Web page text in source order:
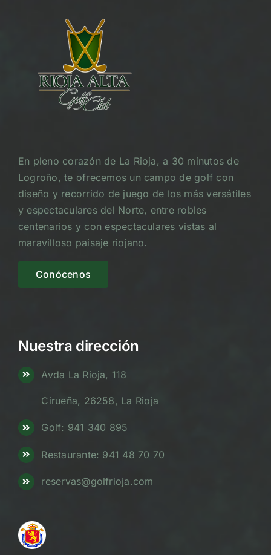
En pleno corazón de La Rioja, a 30 minutos de
Logroño, te ofrecemos un campo de golf con
diseño y recorrido de juego de los más versátiles
y espectaculares del Norte, entre robles
centenarios y con espectaculares vistas al
maravilloso paisaje riojano.
Conócenos
Nuestra dirección
Avda La Rioja, 118
Cirueña, 26258, La Rioja
Golf: 941 340 895
Restaurante: 941 48 70 70
reservas@golfrioja.com